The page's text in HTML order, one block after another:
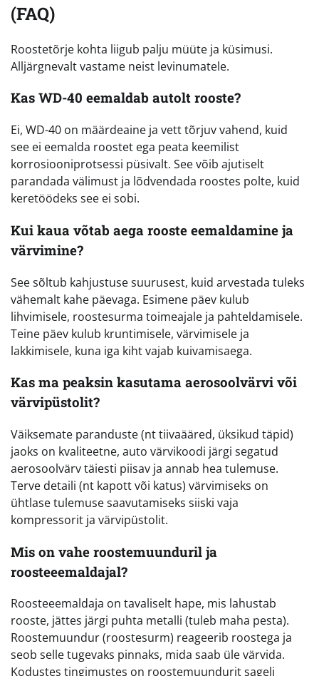
(FAQ)
Roostetõrje kohta liigub palju müüte ja küsimusi.
Alljärgnevalt vastame neist levinumatele.
Kas WD-40 eemaldab autolt rooste?
Ei, WD-40 on määrdeaine ja vett tõrjuv vahend, kuid
see ei eemalda roostet ega peata keemilist
korrosiooniprotsessi püsivalt. See võib ajutiselt
parandada välimust ja lõdvendada roostes polte, kuid
keretöödeks see ei sobi.
Kui kaua võtab aega rooste eemaldamine ja
värvimine?
See sõltub kahjustuse suurusest, kuid arvestada tuleks
vähemalt kahe päevaga. Esimene päev kulub
lihvimisele, roostesurma toimeajale ja pahteldamisele.
Teine päev kulub kruntimisele, värvimisele ja
lakkimisele, kuna iga kiht vajab kuivamisaega.
Kas ma peaksin kasutama aerosoolvärvi või
värvipüstolit?
Väiksemate paranduste (nt tiivaääred, üksikud täpid)
jaoks on kvaliteetne, auto värvikoodi järgi segatud
aerosoolvärv täiesti piisav ja annab hea tulemuse.
Terve detaili (nt kapott või katus) värvimiseks on
ühtlase tulemuse saavutamiseks siiski vaja
kompressorit ja värvipüstolit.
Mis on vahe roostemuunduril ja
roosteeemaldajal?
Roosteeemaldaja on tavaliselt hape, mis lahustab
rooste, jättes järgi puhta metalli (tuleb maha pesta).
Roostemuundur (roostesurm) reageerib roostega ja
seob selle tugevaks pinnaks, mida saab üle värvida.
Kodustes tingimustes on roostemuundurit sageli